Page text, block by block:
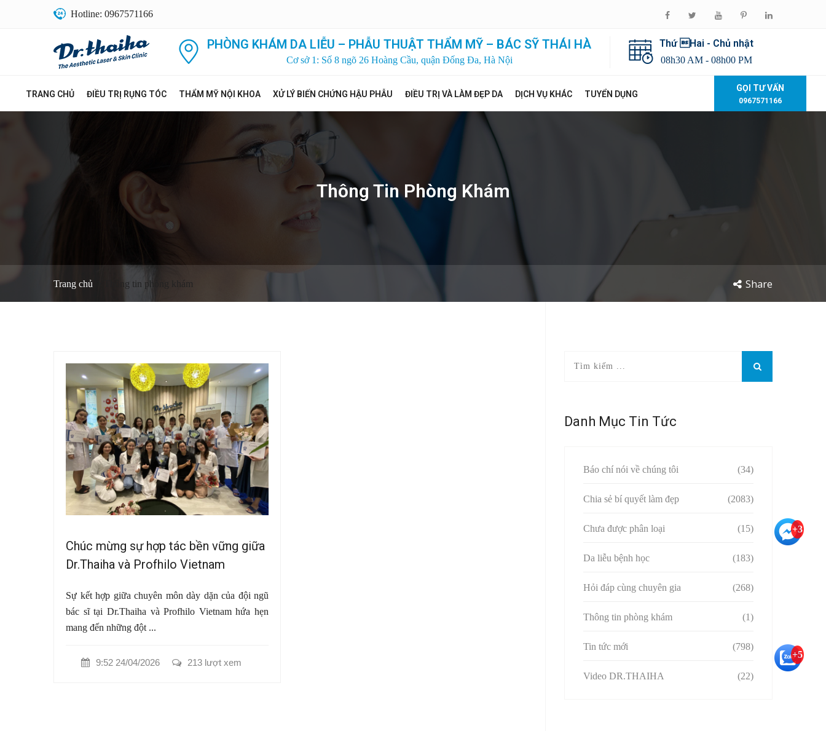
Hotline: 0967571166
PHÒNG KHÁM DA LIỄU – PHẪU THUẬT THẨM MỸ – BÁC SỸ THÁI HÀ
Cơ sở 1: Số 8 ngõ 26 Hoàng Cầu, quận Đống Đa, Hà Nội
Thứ Hai - Chủ nhật
08h30 AM - 08h00 PM
TRANG CHỦ ĐIỀU TRỊ RỤNG TÓC THẨM MỸ NỘI KHOA XỬ LÝ BIẾN CHỨNG HẬU PHẪU ĐIỀU TRỊ VÀ LÀM ĐẸP DA DỊCH VỤ KHÁC TUYỂN DỤNG
GỌI TƯ VẤN
0967571166
Thông Tin Phòng Khám
Trang chủ Thông tin phòng khám Share
Chúc mừng sự hợp tác bền vững giữa
Dr.Thaiha và Profhilo Vietnam
Sự kết hợp giữa chuyên môn dày dặn của đội ngũ
bác sĩ tại Dr.Thaiha và Profhilo Vietnam hứa hẹn
mang đến những đột ...
9:52 24/04/2026 213 lượt xem
Danh Mục Tin Tức
Báo chí nói về chúng tôi (34)
Chia sẻ bí quyết làm đẹp (2083)
Chưa được phân loại (15)
Da liễu bệnh học (183)
Hỏi đáp cùng chuyên gia (268)
Thông tin phòng khám (1)
Tin tức mới (798)
Video DR.THAIHA (22)
+3
+5